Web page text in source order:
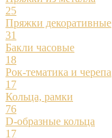
25
Пряжки декоративные
31
Бакли часовые
18
Рок-тематика и черепа
17
Кольца, рамки
76
D-образные кольца
17